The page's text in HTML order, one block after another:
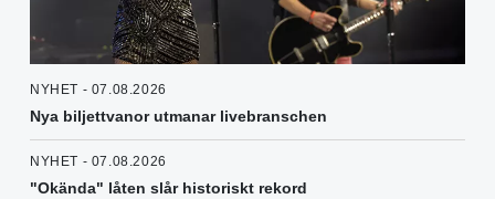
NYHET - 07.08.2026
Nya biljettvanor utmanar livebranschen
NYHET - 07.08.2026
"Okända" låten slår historiskt rekord